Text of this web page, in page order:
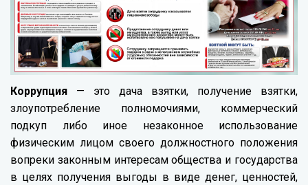
Коррупция — это дача взятки, получение взятки,
злоупотребление полномочиями, коммерческий
подкуп либо иное незаконное использование
физическим лицом своего должностного положения
вопреки законным интересам общества и государства
в целях получения выгоды в виде денег, ценностей,